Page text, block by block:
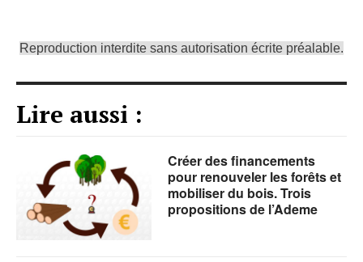
Reproduction interdite sans autorisation écrite préalable.
Lire aussi :
Créer des financements
pour renouveler les forêts et
mobiliser du bois. Trois
propositions de l’Ademe